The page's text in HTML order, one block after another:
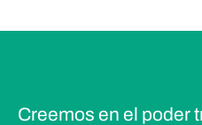
Creemos en el poder